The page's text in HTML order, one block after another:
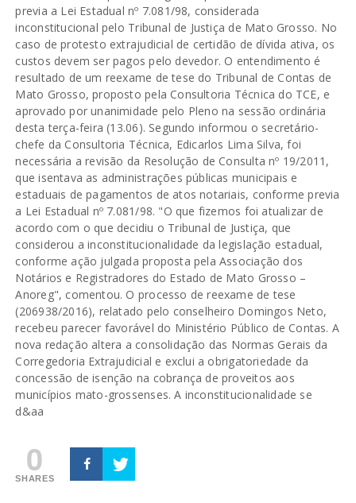
previa a Lei Estadual nº 7.081/98, considerada
inconstitucional pelo Tribunal de Justiça de Mato Grosso. No
caso de protesto extrajudicial de certidão de dívida ativa, os
custos devem ser pagos pelo devedor. O entendimento é
resultado de um reexame de tese do Tribunal de Contas de
Mato Grosso, proposto pela Consultoria Técnica do TCE, e
aprovado por unanimidade pelo Pleno na sessão ordinária
desta terça-feira (13.06). Segundo informou o secretário-
chefe da Consultoria Técnica, Edicarlos Lima Silva, foi
necessária a revisão da Resolução de Consulta nº 19/2011,
que isentava as administrações públicas municipais e
estaduais de pagamentos de atos notariais, conforme previa
a Lei Estadual nº 7.081/98. "O que fizemos foi atualizar de
acordo com o que decidiu o Tribunal de Justiça, que
considerou a inconstitucionalidade da legislação estadual,
conforme ação julgada proposta pela Associação dos
Notários e Registradores do Estado de Mato Grosso –
Anoreg", comentou. O processo de reexame de tese
(206938/2016), relatado pelo conselheiro Domingos Neto,
recebeu parecer favorável do Ministério Público de Contas. A
nova redação altera a consolidação das Normas Gerais da
Corregedoria Extrajudicial e exclui a obrigatoriedade da
concessão de isenção na cobrança de proveitos aos
municípios mato-grossenses. A inconstitucionalidade se
d&aa
0
SHARES